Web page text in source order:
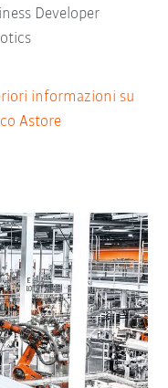
Developer
informazioni su
Astore